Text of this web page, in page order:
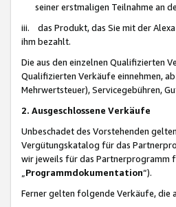
seiner erstmaligen Teilnahme an
iii. das Produkt, das Sie mit der
ihm bezahlt.
Die aus den einzelnen Qualifizierten
Qualifizierten Verkäufe einnehmen,
Mehrwertsteuer), Servicegebühren,
2. Ausgeschlossene Verkäufe
Unbeschadet des Vorstehenden
Vergütungskatalog für das
wir jeweils für das Partnerprogramm
Programmdokumentation“).
Ferner gelten folgende Verkäufe, die